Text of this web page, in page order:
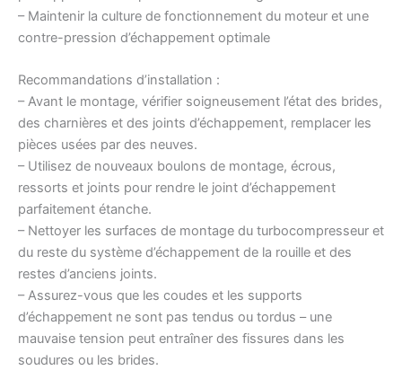
– Maintenir la culture de fonctionnement du moteur et une
contre-pression d’échappement optimale
Recommandations d’installation :
– Avant le montage, vérifier soigneusement l’état des brides,
des charnières et des joints d’échappement, remplacer les
pièces usées par des neuves.
– Utilisez de nouveaux boulons de montage, écrous,
ressorts et joints pour rendre le joint d’échappement
parfaitement étanche.
– Nettoyer les surfaces de montage du turbocompresseur et
du reste du système d’échappement de la rouille et des
restes d’anciens joints.
– Assurez-vous que les coudes et les supports
d’échappement ne sont pas tendus ou tordus – une
mauvaise tension peut entraîner des fissures dans les
soudures ou les brides.